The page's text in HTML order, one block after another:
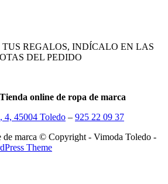
REGALOS, INDÍCALO EN LAS
DEL PEDIDO
online de ropa de marca
4, 45004 Toledo – 925 22 09 37
de marca © Copyright - Vimoda Toledo -
Theme